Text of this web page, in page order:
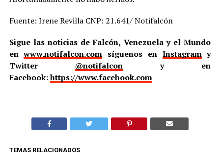
Fuente: Irene Revilla CNP: 21.641/ Notifalcón
Sigue las noticias de Falcón, Venezuela y el Mundo
enwww.notifalcon.com síguenos en Instagramy
Twitter @notifalcony en
Facebook:https://www.facebook.com
TEMAS RELACIONADOS